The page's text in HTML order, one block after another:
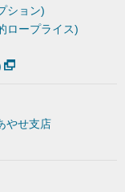
ション)
ロープライス)
やせ支店